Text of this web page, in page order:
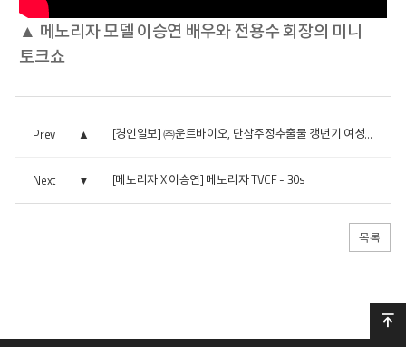
▲ 메노리자 모델 이승연 배우와 전용수 회장의 미니
토크쇼
Prev [경인일보] ㈜운트바이오, 단삼주정추출물 갱년기 여성 건강...
Next [메노리자 X 이승연] 메노리자 TVCF - 30s
목록